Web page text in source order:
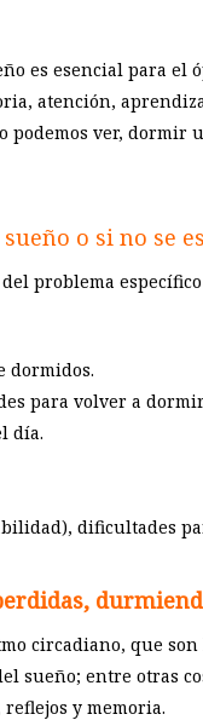
es esencial para
atención,
podemos ver,
o si no se
problema
dormidos.
para volver a
día.
dificultades
circadiano, que
sueño; entre otras
y memoria.